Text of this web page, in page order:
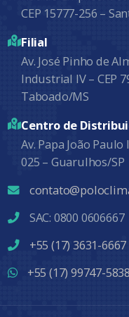
CEP 15777-256 –
Filial
Av. José Pinho de
Industrial IV – CEP
Taboado/MS
Centro de
Av. Papa João Paulo
025 – Guarulhos/SP
SAC: 0800 0606667
+55 (17) 3631-6667
+55 (17) 99747-5838